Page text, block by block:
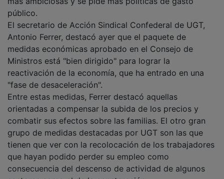
público.
El secretario de Acción Sindical Confederal de UGT,
Antonio Ferrer, destacó ayer que el paquete de
medidas económicas aprobado en el Consejo de
Ministros está "bien dirigido" para lograr la
reactivación de la economía, que ha entrado en una
"fase de desaceleración".
Entre estas medidas, Ferrer destacó aquellas
orientadas a compensar la subida de los precios y
combatir sus efectos sobre las familias. El otro gran
grupo de medidas destacadas por UGT son las que
tienen que ver con la recolocación de los trabajadores
que hayan podido perder su empleo como
consecuencia del descenso de actividad de algunos
sectores como el de la construcción.